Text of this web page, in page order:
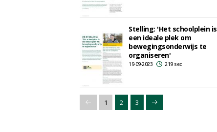
Stelling: 'Het schoolplein is
een ideale plek om
bewegingsonderwijs te
organiseren'
19-09-2023 219 sec
1 2 3